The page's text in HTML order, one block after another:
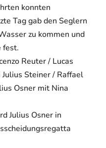
konnten
Tag gab den Seglern
zu kommen und
fest.
Reuter / Lucas
Steiner / Raffael
Osner mit Nina
Julius Osner in